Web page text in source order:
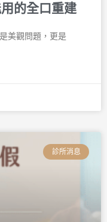
的全口重建
美觀問題，更是
診所消息